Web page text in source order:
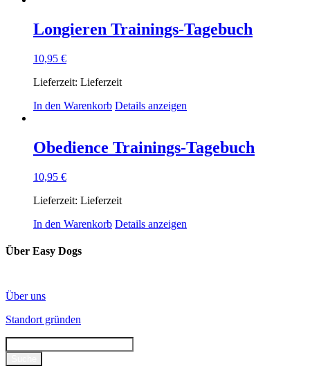
werden
Longieren Trainings-Tagebuch
10,95 €
Lieferzeit: Lieferzeit
In den Warenkorb Details anzeigen
Obedience Trainings-Tagebuch
10,95 €
Lieferzeit: Lieferzeit
In den Warenkorb Details anzeigen
Über Easy Dogs
Über uns
Standort gründen